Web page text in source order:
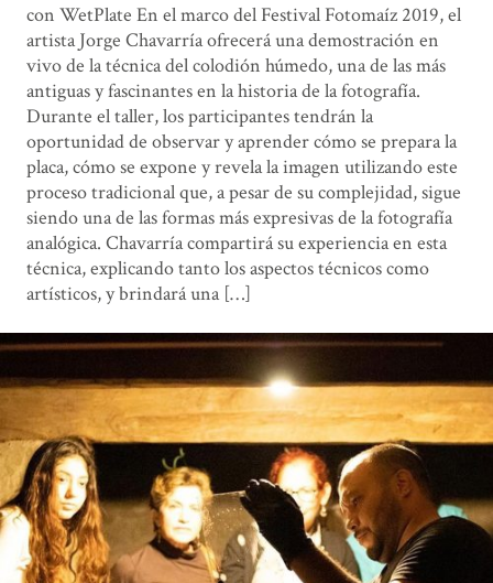
con WetPlate En el marco del Festival Fotomaíz 2019, el
artista Jorge Chavarría ofrecerá una demostración en
vivo de la técnica del colodión húmedo, una de las más
antiguas y fascinantes en la historia de la fotografía.
Durante el taller, los participantes tendrán la
oportunidad de observar y aprender cómo se prepara la
placa, cómo se expone y revela la imagen utilizando este
proceso tradicional que, a pesar de su complejidad, sigue
siendo una de las formas más expresivas de la fotografía
analógica. Chavarría compartirá su experiencia en esta
técnica, explicando tanto los aspectos técnicos como
artísticos, y brindará una […]